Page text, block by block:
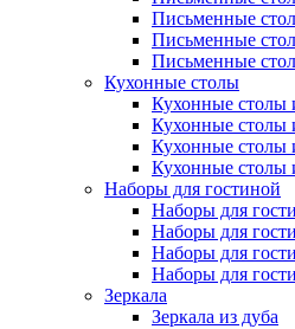
Письменные
Письменные
Письменные
Кухонные столы
Кухонные столы
Кухонные столы
Кухонные столы
Кухонные столы
Наборы для гостиной
Наборы для
Наборы для
Наборы для
Наборы для
Зеркала
Зеркала из дуба